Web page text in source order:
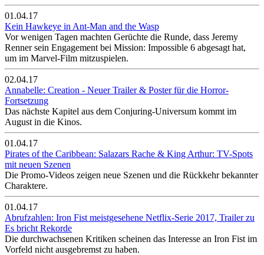
01.04.17
Kein Hawkeye in Ant-Man and the Wasp
Vor wenigen Tagen machten Gerüchte die Runde, dass Jeremy
Renner sein Engagement bei Mission: Impossible 6 abgesagt hat,
um im Marvel-Film mitzuspielen.
02.04.17
Annabelle: Creation - Neuer Trailer & Poster für die Horror-
Fortsetzung
Das nächste Kapitel aus dem Conjuring-Universum kommt im
August in die Kinos.
01.04.17
Pirates of the Caribbean: Salazars Rache & King Arthur: TV-Spots
mit neuen Szenen
Die Promo-Videos zeigen neue Szenen und die Rückkehr bekannter
Charaktere.
01.04.17
Abrufzahlen: Iron Fist meistgesehene Netflix-Serie 2017, Trailer zu
Es bricht Rekorde
Die durchwachsenen Kritiken scheinen das Interesse an Iron Fist im
Vorfeld nicht ausgebremst zu haben.